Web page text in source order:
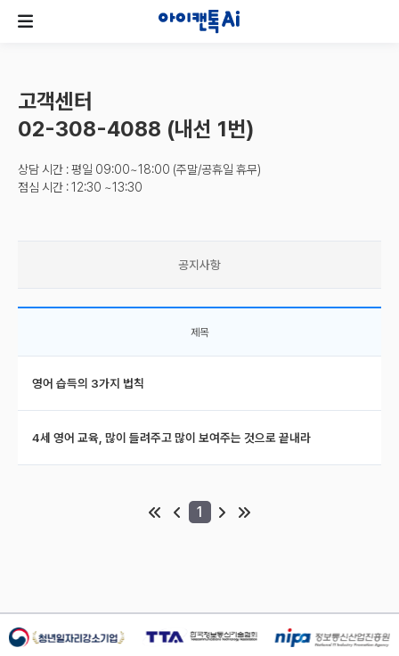
고객센터
02-308-4088 (내선 1번)
상담 시간 : 평일 09:00~18:00 (주말/공휴일 휴무)
점심 시간 : 12:30 ~13:30
공지사항
제목
영어 습득의 3가지 법칙
4세 영어 교육, 많이 들려주고 많이 보여주는 것으로 끝내라
1